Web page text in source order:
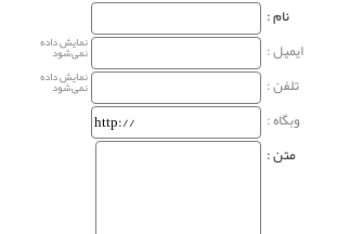
نام‌ :
ایمیل :
نمایش داده
نمی‌شود
تلفن : نمایش داده
نمی‌شود
وبگاه‌ :
متن :